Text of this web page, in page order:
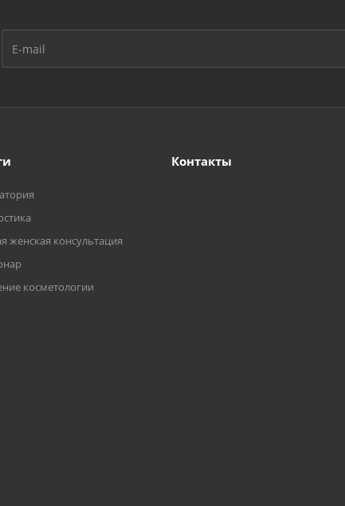
женская консультация
косметологии
Контакты